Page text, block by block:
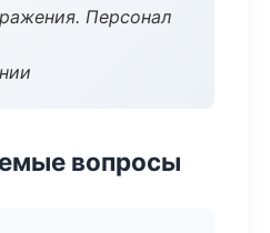
Персонал
вопросы